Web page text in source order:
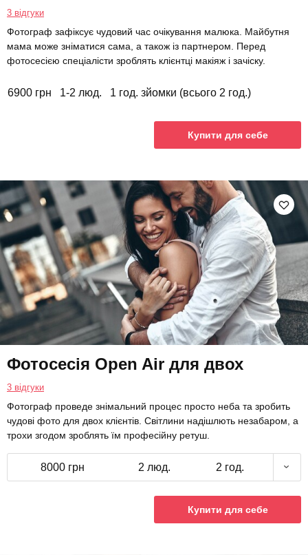
3 відгуки
Фотограф зафіксує чудовий час очікування малюка. Майбутня
мама може зніматися сама, а також із партнером. Перед
фотосесією спеціалісти зроблять клієнтці макіяж і зачіску.
6900 грн 1-2 люд. 1 год. зйомки (всього 2 год.)
Купити для себе
Фотосесія Open Air для двох
3 відгуки
Фотограф проведе знімальний процес просто неба та зробить
чудові фото для двох клієнтів. Світлини надішлють незабаром, а
трохи згодом зроблять їм професійну ретуш.
8000 грн 2 люд. 2 год.
Купити для себе